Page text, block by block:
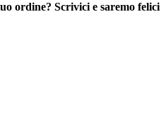
ordine? Scrivici e saremo felici